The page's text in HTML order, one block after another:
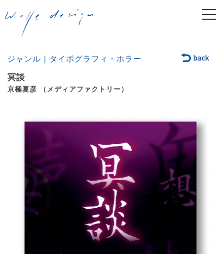
ジャンル｜タイポグラフィ・ホラー
冥談
京極夏彦 （メディアファクトリー）